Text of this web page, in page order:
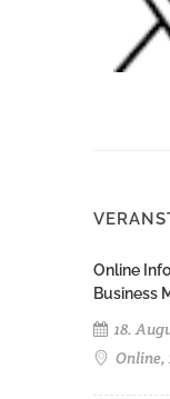
Online
Business
18.
Online,